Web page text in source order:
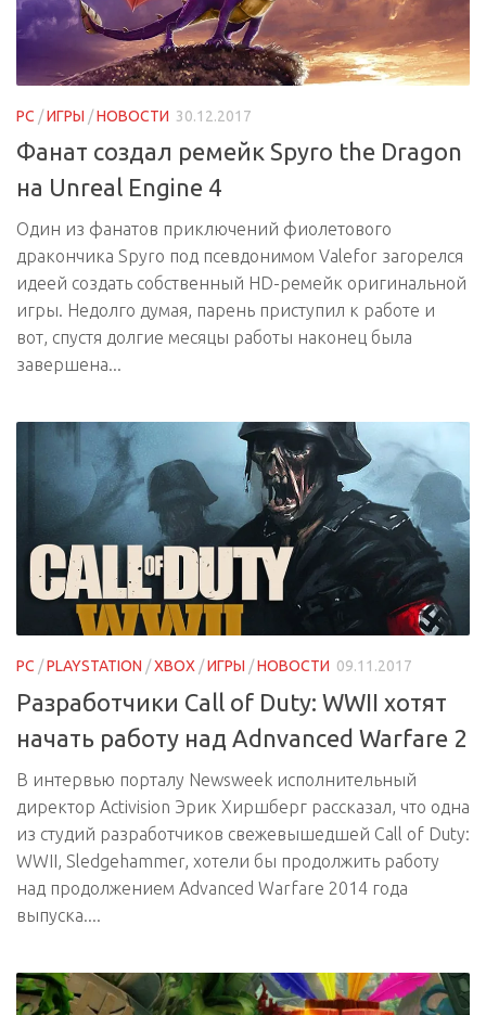
PC /ИГРЫ /НОВОСТИ 30.12.2017
Фанат создал ремейк Spyro the Dragon
на Unreal Engine 4
Один из фанатов приключений фиолетового
дракончика Spyro под псевдонимом Valefor загорелся
идеей создать собственный HD-ремейк оригинальной
игры. Недолго думая, парень приступил к работе и
вот, спустя долгие месяцы работы наконец была
завершена...
PC /PLAYSTATION /XBOX /ИГРЫ /НОВОСТИ 09.11.2017
Разработчики Call of Duty: WWII хотят
начать работу над Adnvanced Warfare 2
В интервью порталу Newsweek исполнительный
директор Activision Эрик Хиршберг рассказал, что одна
из студий разработчиков свежевышедшей Call of Duty:
WWII, Sledgehammer, хотели бы продолжить работу
над продолжением Advanced Warfare 2014 года
выпуска....